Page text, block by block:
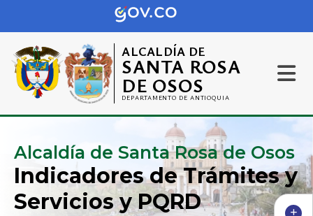
ALCALDÍA DE
SANTA ROSA
DE OSOS
DEPARTAMENTO DE ANTIOQUIA
Alcaldía de Santa Rosa de Osos
Indicadores de Trámites y
Servicios y PQRD